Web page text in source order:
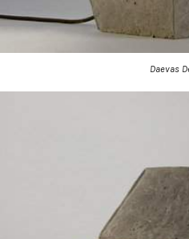
Daevas